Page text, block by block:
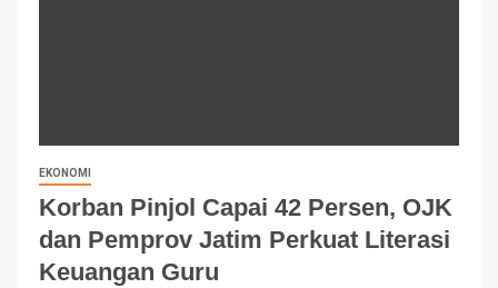
EKONOMI
Korban Pinjol Capai 42 Persen, OJK
dan Pemprov Jatim Perkuat Literasi
Keuangan Guru